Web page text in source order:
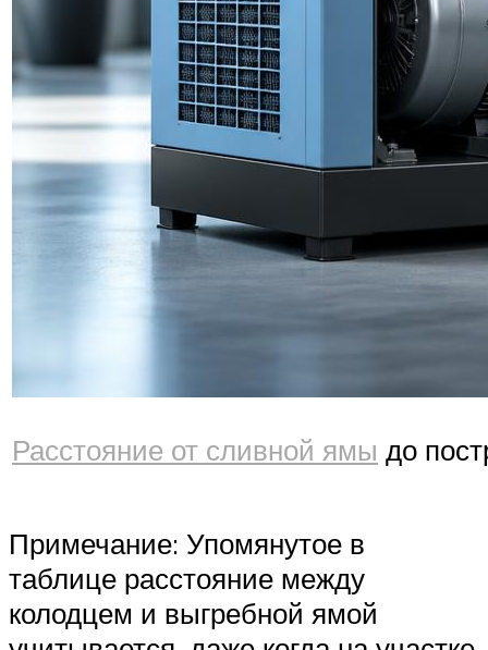
Расстояние от сливной ямы до
Примечание: Упомянутое в
таблице расстояние между
колодцем и выгребной ямой